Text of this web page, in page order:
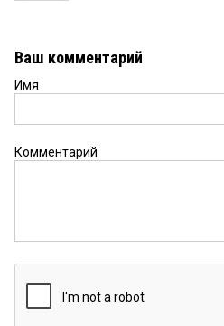
Ваш комментарий
Имя
Комментарий